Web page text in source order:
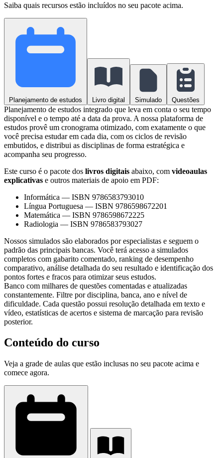
Saiba quais recursos estão incluídos no seu pacote acima.
Planejamento de estudos Livro digital Simulado Questões
Planejamento de estudos integrado que leva em conta o seu tempo
disponível e o tempo até a data da prova. A nossa plataforma de
estudos provê um cronograma otimizado, com exatamente o que
você precisa estudar em cada dia, com os ciclos de revisão
embutidos, e distribui as disciplinas de forma estratégica e
acompanha seu progresso.
Este curso é o pacote dos livros digitais abaixo, com videoaulas
explicativas e outros materiais de apoio em PDF:
Informática — ISBN 9786583793010
Língua Portuguesa — ISBN 9786598672201
Matemática — ISBN 9786598672225
Radiologia — ISBN 9786583793027
Nossos simulados são elaborados por especialistas e seguem o
padrão das principais bancas. Você terá acesso a simulados
completos com gabarito comentado, ranking de desempenho
comparativo, análise detalhada do seu resultado e identificação dos
pontos fortes e fracos para otimizar seus estudos.
Banco com milhares de questões comentadas e atualizadas
constantemente. Filtre por disciplina, banca, ano e nível de
dificuldade. Cada questão possui resolução detalhada em texto e
vídeo, estatísticas de acertos e sistema de marcação para revisão
posterior.
Conteúdo do curso
Veja a grade de aulas que estão inclusas no seu pacote acima e
comece agora.